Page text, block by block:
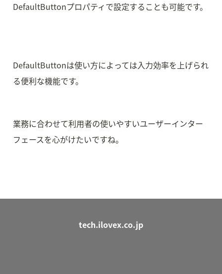
DefaultButtonプロパティで設定することも可能です。
DefaultButtonは使い方によっては入力効率を上げられ
る便利な機能です。
業務に合わせて利用者の使いやすいユーザーインター
フェースを心がけたいですね。
tech.ilovex.co.jp